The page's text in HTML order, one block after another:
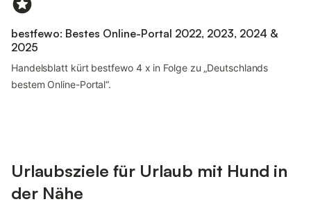
bestfewo: Bestes Online-Portal 2022, 2023, 2024 &
2025
Handelsblatt kürt bestfewo 4 x in Folge zu „Deutschlands
bestem Online-Portal“.
Urlaubsziele für Urlaub mit Hund in
der Nähe